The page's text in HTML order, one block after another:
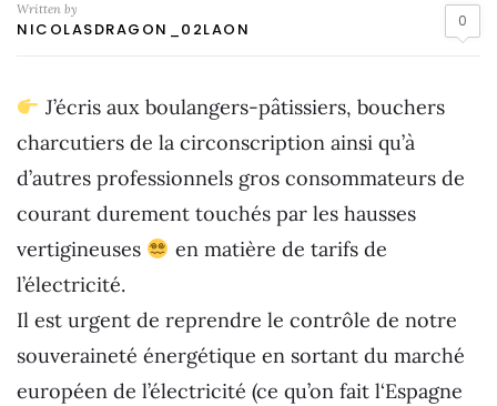
Written by
NICOLASDRAGON_02LAON 0
J’écris aux boulangers-pâtissiers, bouchers
charcutiers de la circonscription ainsi qu’à
d’autres professionnels gros consommateurs de
courant durement touchés par les hausses
vertigineuses
en matière de tarifs de
l’électricité.
Il est urgent de reprendre le contrôle de notre
souveraineté énergétique en sortant du marché
européen de l’électricité (ce qu’on fait l‘Espagne